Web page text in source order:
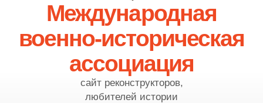
Международная
военно-историческая
ассоциация
сайт реконструкторов,
любителей истории